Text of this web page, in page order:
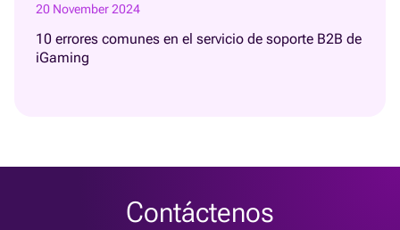
20 November 2024
10 errores comunes en el servicio de soporte B2B de
iGaming
Contáctenos